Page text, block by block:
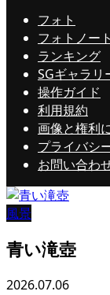
フォト
フォトノート
ランキング
SGギャラリ
操作ガイド
利用規約
画像と権利
プライバシ
お問い合わ
風景
青い滝壺
2026.07.06